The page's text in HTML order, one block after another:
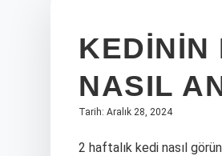
KEDININ
NASIL
Tarih: Aralık 28, 2024
2 haftalık kedi nasıl